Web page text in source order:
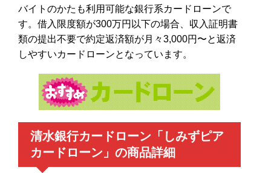
バイトのかたも利用可能な銀行系カードローンで
す。借入限度額が300万円以下の場合、収入証明書
類の提出不要で約定返済額が月々3,000円〜と返済
しやすいカードローンとなっています。
清水銀行カードローン「しみずピア
カードローン」の商品詳細